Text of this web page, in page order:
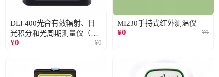
DLI-400光合有效辐射、日
光积分和光周期测量仪（仅
阳光）
¥0 ¥0
MI230手持式红外测温仪
¥0 ¥0